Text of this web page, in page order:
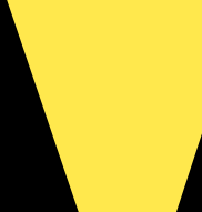
zu Branchennews,
– alles auf einer